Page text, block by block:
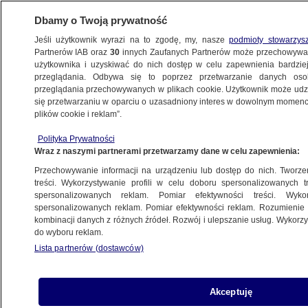
TRÓJMIASTO
osoba nie żyje, dwie poważnie ranne
10.11.2024, 10:06
Udostępnij
Dbamy o Twoją prywatność
Jeśli użytkownik wyrazi na to zgodę, my, naszepodmioty
Partnerów IAB oraz30 innych Zaufanych Partnerów może
użytkownika i uzyskiwać do nich dostęp w celu zapewnienia
przeglądania. Odbywa się to poprzez przetwarzanie danych
przeglądania przechowywanych w plikach cookie. Użytkownik może
się przetwarzaniu w oparciu o uzasadniony interes w dowolnym
plików cookie i reklam”.
Polityka Prywatności
Wraz z naszymi partnerami przetwarzamy dane w celu zapewnienia:
Przechowywanie informacji na urządzeniu lub dostęp do nich.
treści. Wykorzystywanie profili w celu doboru spersonalizowanych
spersonalizowanych reklam. Pomiar efektywności treści.
spersonalizowanych reklam. Pomiar efektywności reklam.
kombinacji danych z różnych źródeł. Rozwój i ulepszanie usług.
do wyboru reklam.
Lista partnerów (dostawców)
Akceptuję